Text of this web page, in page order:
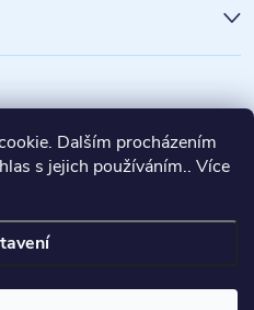
Dalším procházením
s jejich používáním.. Více
. Všechna práva vyhrazena.